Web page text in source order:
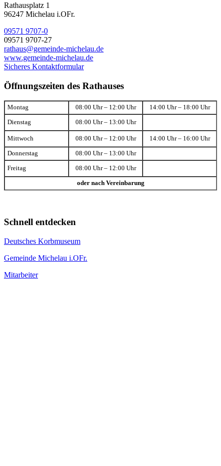
Rathausplatz 1
96247 Michelau i.OFr.
09571 9707-0
09571 9707-27
rathaus@gemeinde-michelau.de
www.gemeinde-michelau.de
Sicheres Kontaktformular
Öffnungszeiten des Rathauses
Montag 08:00 Uhr – 12:00 Uhr 14:00 Uhr – 18:00 Uhr
Dienstag 08:00 Uhr – 13:00 Uhr
Mittwoch 08:00 Uhr – 12:00 Uhr 14:00 Uhr – 16:00 Uhr
Donnerstag 08:00 Uhr – 13:00 Uhr
Freitag 08:00 Uhr – 12:00 Uhr
oder nach Vereinbarung
Schnell entdecken
Deutsches Korbmuseum
Gemeinde Michelau i.OFr.
Mitarbeiter